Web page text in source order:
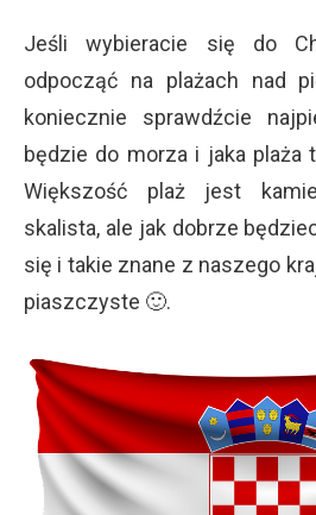
Jeśli wybieracie się do
odpocząć na plażach nad
koniecznie sprawdźcie
będzie do morza i jaka plaża
Większość plaż jest
skalista, ale jak dobrze
się i takie znane z naszego
piaszczyste 🙂.